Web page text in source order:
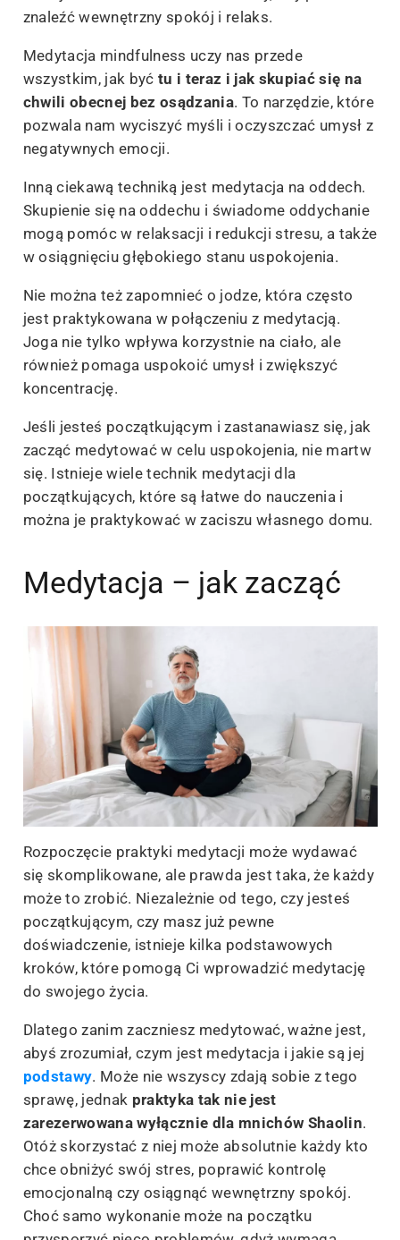
znaleźć wewnętrzny spokój i relaks.
Medytacja mindfulness uczy nas przede
wszystkim, jak być tu i teraz i jak skupiać się na
chwili obecnej bez osądzania. To narzędzie, które
pozwala nam wyciszyć myśli i oczyszczać umysł z
negatywnych emocji.
Inną ciekawą techniką jest medytacja na oddech.
Skupienie się na oddechu i świadome oddychanie
mogą pomóc w relaksacji i redukcji stresu, a także
w osiągnięciu głębokiego stanu uspokojenia.
Nie można też zapomnieć o jodze, która często
jest praktykowana w połączeniu z medytacją.
Joga nie tylko wpływa korzystnie na ciało, ale
również pomaga uspokoić umysł i zwiększyć
koncentrację.
Jeśli jesteś początkującym i zastanawiasz się, jak
zacząć medytować w celu uspokojenia, nie martw
się. Istnieje wiele technik medytacji dla
początkujących, które są łatwe do nauczenia i
można je praktykować w zaciszu własnego domu.
Medytacja – jak zacząć
Rozpoczęcie praktyki medytacji może wydawać
się skomplikowane, ale prawda jest taka, że każdy
może to zrobić. Niezależnie od tego, czy jesteś
początkującym, czy masz już pewne
doświadczenie, istnieje kilka podstawowych
kroków, które pomogą Ci wprowadzić medytację
do swojego życia.
Dlatego zanim zaczniesz medytować, ważne jest,
abyś zrozumiał, czym jest medytacja i jakie są jej
podstawy. Może nie wszyscy zdają sobie z tego
sprawę, jednak praktyka tak nie jest
zarezerwowana wyłącznie dla mnichów Shaolin.
Otóż skorzystać z niej może absolutnie każdy kto
chce obniżyć swój stres, poprawić kontrolę
emocjonalną czy osiągnąć wewnętrzny spokój.
Choć samo wykonanie może na początku